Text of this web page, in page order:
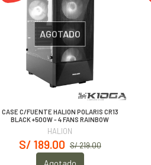
AGOTADO
CASE C/FUENTE HALION POLARIS CR13
BLACK +500W - 4 FANS RAINBOW
HALION
S/ 219.00
S/ 189.00